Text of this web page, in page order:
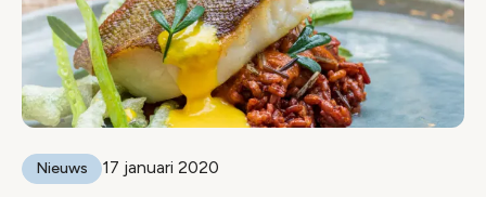
Nieuws 17 januari 2020